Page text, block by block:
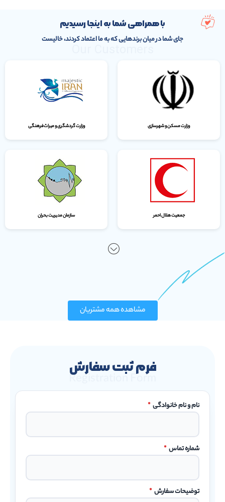
با همراهی شما به اینجا رسیدیم
جای شما در میان برندهایی که به ما اعتماد کردند، خالیست
وزارت مسکن و شهرسازی وزارت گردشگری و میراث‌فرهنگی
جمعیت هلال احمر سازمان مدیریت بحران
مشاهده همه مشتریان
فرم ثبت سفارش
Registration Form
نام و نام خانوادگی *
شماره تماس *
توضیحات سفارش *